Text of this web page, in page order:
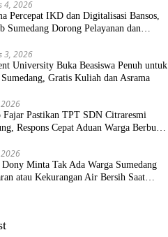
4, 2026
Percepat IKD dan Digitalisasi Bansos,
Sumedang Dorong Pelayanan dan
3, 2026
University Buka Beasiswa Penuh untuk
Sumedang, Gratis Kuliah dan Asrama
Fajar Pastikan TPT SDN Citraresmi
Respons Cepat Aduan Warga Berbuah
Minta Tak Ada Warga Sumedang
atau Kekurangan Air Bersih Saat